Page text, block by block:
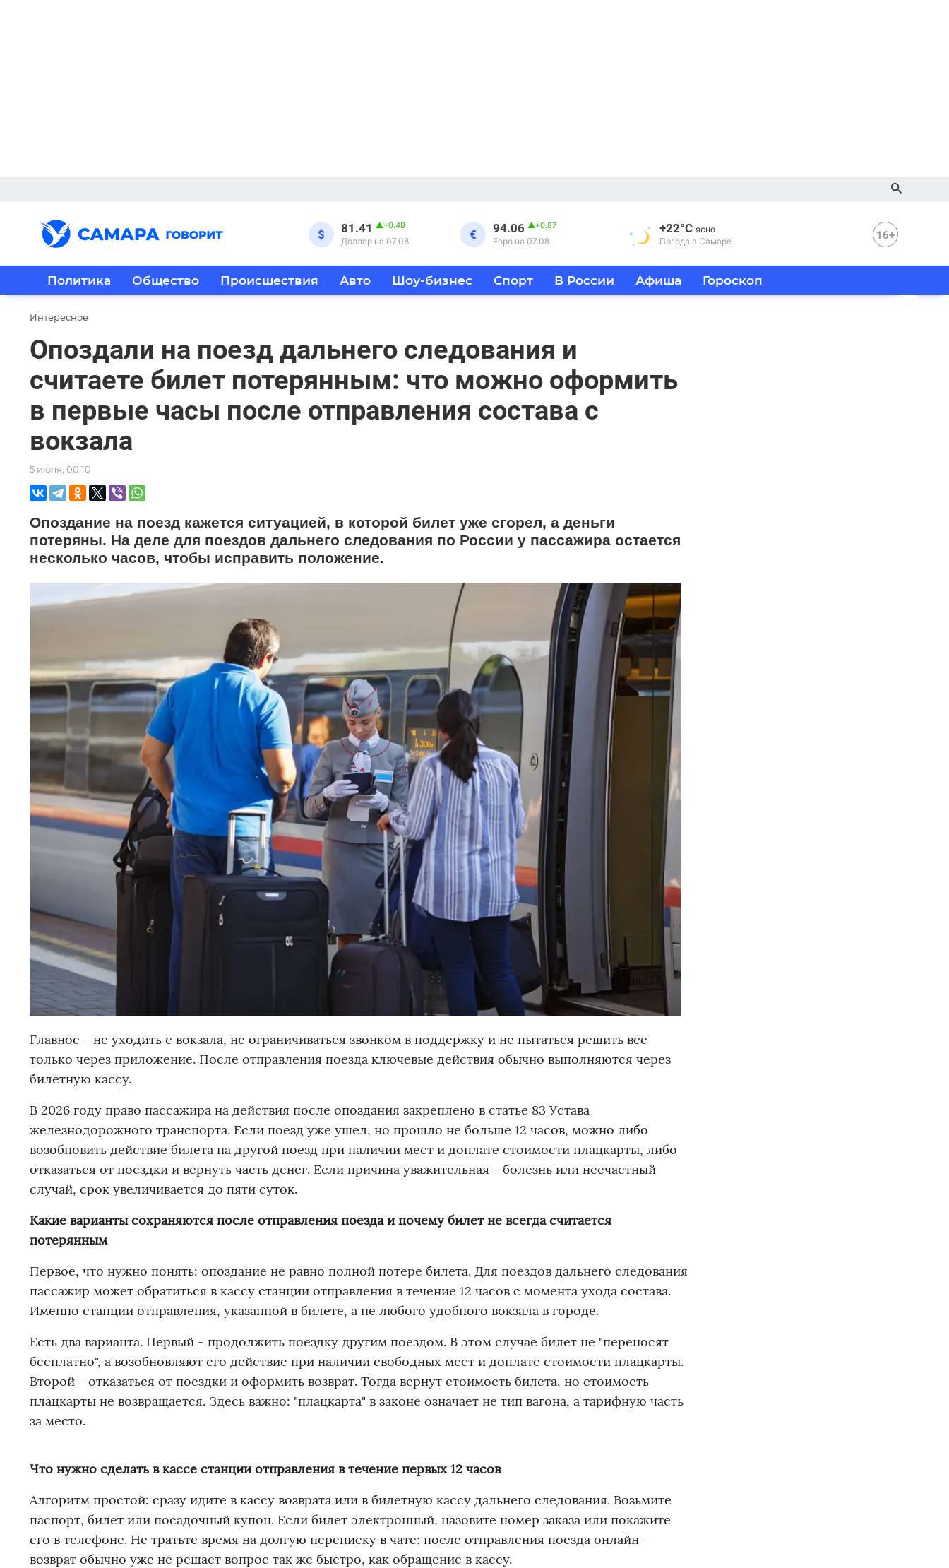
$ 81.41 ▲+0.48
Доллар на 07.08 € 94.06 ▲+0.87
Евро на 07.08
+22°C ясно
Погода в Самаре
16+
Политика Общество Происшествия Авто Шоу-бизнес Спорт В России Афиша Гороскоп
Интересное
Опоздали на поезд дальнего следования и
считаете билет потерянным: что можно оформить
в первые часы после отправления состава с
вокзала
5 июля, 00:10
Опоздание на поезд кажется ситуацией, в которой билет уже сгорел, а деньги
потеряны. На деле для поездов дальнего следования по России у пассажира остается
несколько часов, чтобы исправить положение.
Главное - не уходить с вокзала, не ограничиваться звонком в поддержку и не пытаться решить все
только через приложение. После отправления поезда ключевые действия обычно выполняются через
билетную кассу.
В 2026 году право пассажира на действия после опоздания закреплено в статье 83 Устава
железнодорожного транспорта. Если поезд уже ушел, но прошло не больше 12 часов, можно либо
возобновить действие билета на другой поезд при наличии мест и доплате стоимости плацкарты, либо
отказаться от поездки и вернуть часть денег. Если причина уважительная - болезнь или несчастный
случай, срок увеличивается до пяти суток.
Какие варианты сохраняются после отправления поезда и почему билет не всегда считается
потерянным
Первое, что нужно понять: опоздание не равно полной потере билета. Для поездов дальнего следования
пассажир может обратиться в кассу станции отправления в течение 12 часов с момента ухода состава.
Именно станции отправления, указанной в билете, а не любого удобного вокзала в городе.
Есть два варианта. Первый - продолжить поездку другим поездом. В этом случае билет не "переносят
бесплатно", а возобновляют его действие при наличии свободных мест и доплате стоимости плацкарты.
Второй - отказаться от поездки и оформить возврат. Тогда вернут стоимость билета, но стоимость
плацкарты не возвращается. Здесь важно: "плацкарта" в законе означает не тип вагона, а тарифную часть
за место.
Что нужно сделать в кассе станции отправления в течение первых 12 часов
Алгоритм простой: сразу идите в кассу возврата или в билетную кассу дальнего следования. Возьмите
паспорт, билет или посадочный купон. Если билет электронный, назовите номер заказа или покажите
его в телефоне. Не тратьте время на долгую переписку в чате: после отправления поезда онлайн-
возврат обычно уже не решает вопрос так же быстро, как обращение в кассу.